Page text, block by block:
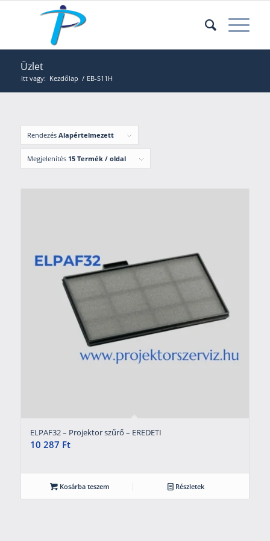
Üzlet
Itt vagy: Kezdőlap / EB-S11H
Rendezés Alapértelmezett
Megjelenítés 15 Termék / oldal
ELPAF32 – Projektor szűrő – EREDETI
10 287 Ft
Kosárba teszem Részletek